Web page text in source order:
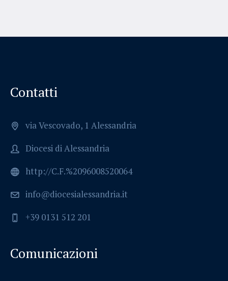
Contatti
via Vescovado, 1 Alessandria
Diocesi di Alessandria
http://C.F.%2096008520064
info@diocesialessandria.it
+39 0131 512 201
Comunicazioni